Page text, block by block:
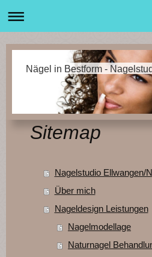
Nägel in Bestform -
Sitemap
Nagelstudio Ellwangen/
Über mich
Nageldesign Leistungen
Nagelmodellage
Naturnagel